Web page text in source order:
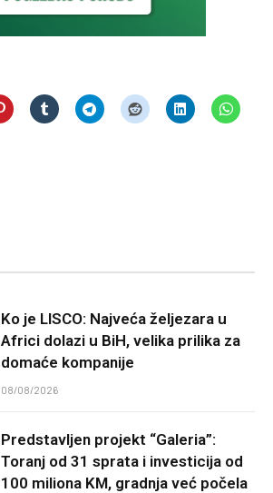
Ko je LISCO: Najveća željezara u
Africi dolazi u BiH, velika prilika za
domaće kompanije
08/08/2026
Predstavljen projekt “Galeria”:
Toranj od 31 sprata i investicija od
100 miliona KM, gradnja već počela